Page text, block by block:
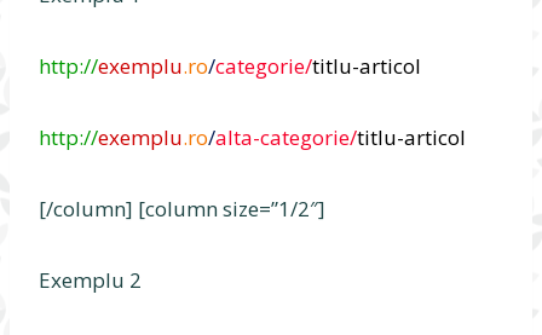
http://exemplu.ro/categorie/titlu-articol
http://exemplu.ro/alta-categorie/titlu-articol
[/column] [column size=”1/2″]
Exemplu 2